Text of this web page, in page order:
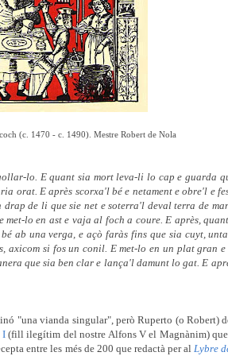
(c. 1470 - c. 1490). Mestre Robert de Nola
lo. E quant sia mort leva-li lo cap e guarda
orat. E après scorxa'l bé e netament e obre'l e
drap de li que sie net e soterra'l deval terra de
lo en ast e vaja al foch a coure. E après,
ab una verga, e açò faràs fins que sia cuyt,
axicom si fos un conil. E met-lo en un plat gran
que sia ben clar e lança'l damunt lo gat. E
"una vianda singular", però Ruperto (o Robert)
I(fill ilegítim del nostre Alfons V el Magnànim) que
entre les més de 200 que redactà per al Lybre